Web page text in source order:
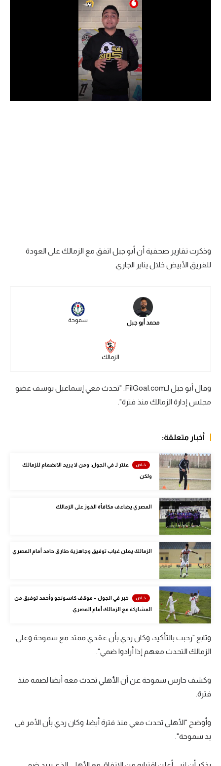
الدوري السعودي للمحترفين
دوري أبطال إفريقيا
كرة يد
كرة طائرة
الوطن العربي
رياضة نسائية
آسيا
أمريكا
ركن الألعاب
أقسام خاصة
Gamers
ميركاتو
تقرير في الجول
تحليل في الجول
حكايات في الجول
كويز في الجول
فيديو في الجول
وذكرت تقارير صحفية أن أبو جبل اتفق مع الزمالك على العودة
للفريق الأبيض خلال يناير الجاري.
محمد أبو جبل سموحة
الزمالك
وقال أبو جبل لـFilGoal.com: "تحدث معي إسماعيل يوسف عضو
مجلس إدارة الزمالك منذ فترة".
أخبار متعلقة:
عنتر لـ في الجول: ومن لا يريد الانضمام للزمالك
ولكن
المصري يضاعف مكافأة الفوز على الزمالك
الزمالك يعلن غياب توفيق وجاهزية طارق حامد أمام المصري
خبر في الجول – موقف كاسونجو وأحمد توفيق من
المشاركة مع الزمالك أمام المصري
وتابع "رحبت بالتأكيد، وكان ردي بأن عقدي ممتد مع سموحة وعلى
الزمالك التحدث معهم إذا أرادوا ضمي".
وكشف حارس سموحة عن أن الأهلي تحدث معه أيضا لضمه منذ
فترة.
وأوضح "الأهلي تحدث معي منذ فترة أيضا، وكان ردي بأن الأمر في
يد سموحة".